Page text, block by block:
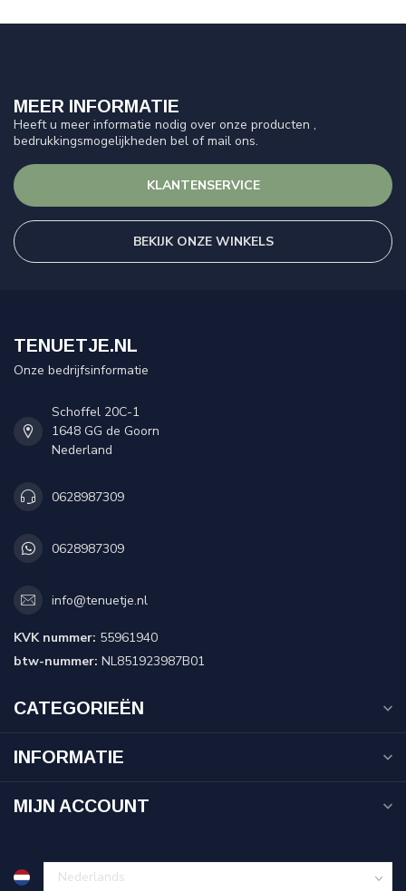
MEER INFORMATIE
Heeft u meer informatie nodig over onze producten ,
bedrukkingsmogelijkheden bel of mail ons.
KLANTENSERVICE
BEKIJK ONZE WINKELS
TENUETJE.NL
Onze bedrijfsinformatie
Schoffel 20C-1
1648 GG de Goorn
Nederland
0628987309
0628987309
info@tenuetje.nl
KVK nummer: 55961940
btw-nummer: NL851923987B01
CATEGORIEËN
INFORMATIE
MIJN ACCOUNT